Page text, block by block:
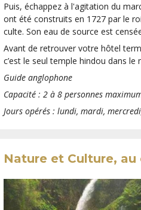
Puis, échappez à l'agitation du
ont été construits en 1727 par le
culte. Son eau de source est
Avant de retrouver votre hôtel
c’est le seul temple hindou dans
Guide anglophone
Capacité : 2 à 8 personnes
Jours opérés : lundi, mardi,
Nature et Culture,